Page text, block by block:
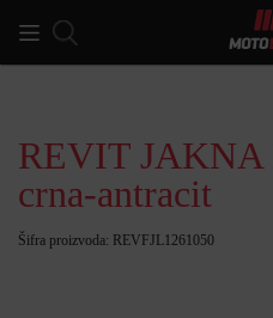
REVIT
crna-antracit
Šifra proizvoda: REVFJL1261050